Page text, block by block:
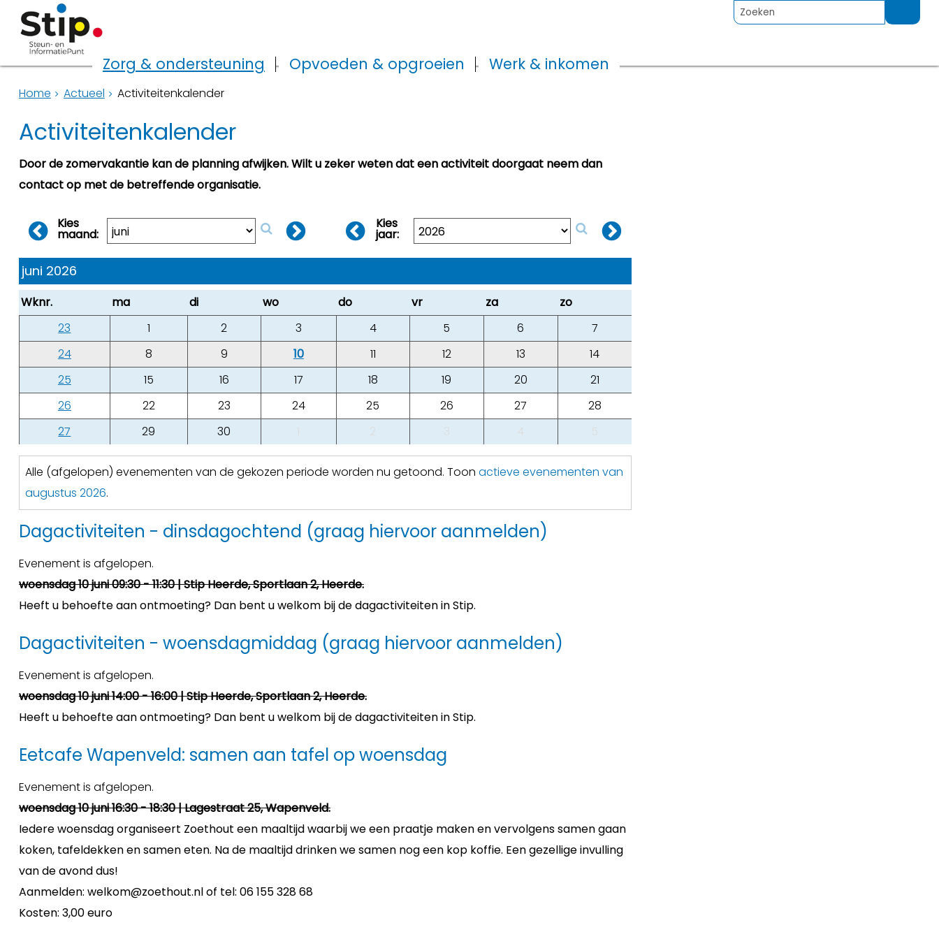
Zorg & ondersteuning Opvoeden & opgroeien Werk & inkomen
Home Actueel Activiteitenkalender
Activiteitenkalender
Door de zomervakantie kan de planning afwijken. Wilt u zeker weten dat een activiteit doorgaat neem dan
contact op met de betreffende organisatie.
Kies
maand:
Kies
jaar:
juni 2026
Wknr. ma di wo do vr za
zo
23
1 2 3 4 5 6
7
24
8 9 10 11 12 13
14
25
15 16 17 18 19 20
21
26
22 23 24 25 26 27
28
27
29 30 1 2 3 4 5
Alle (afgelopen) evenementen van de gekozen periode worden nu getoond. Toon actieve evenementen van
augustus 2026.
Dagactiviteiten - dinsdagochtend (graag hiervoor aanmelden)
Evenement is afgelopen.
woensdag 10 juni 09:30 - 11:30 | Stip Heerde, Sportlaan 2, Heerde.
Heeft u behoefte aan ontmoeting? Dan bent u welkom bij de dagactiviteiten in Stip.
Dagactiviteiten - woensdagmiddag (graag hiervoor aanmelden)
Evenement is afgelopen.
woensdag 10 juni 14:00 - 16:00 | Stip Heerde, Sportlaan 2, Heerde.
Heeft u behoefte aan ontmoeting? Dan bent u welkom bij de dagactiviteiten in Stip.
Eetcafe Wapenveld: samen aan tafel op woensdag
Evenement is afgelopen.
woensdag 10 juni 16:30 - 18:30 | Lagestraat 25, Wapenveld.
Iedere woensdag organiseert Zoethout een maaltijd waarbij we een praatje maken en vervolgens samen gaan
koken, tafeldekken en samen eten. Na de maaltijd drinken we samen nog een kop koffie. Een gezellige invulling
van de avond dus!
Aanmelden: welkom@zoethout.nl of tel: 06 155 328 68
Kosten: 3,00 euro